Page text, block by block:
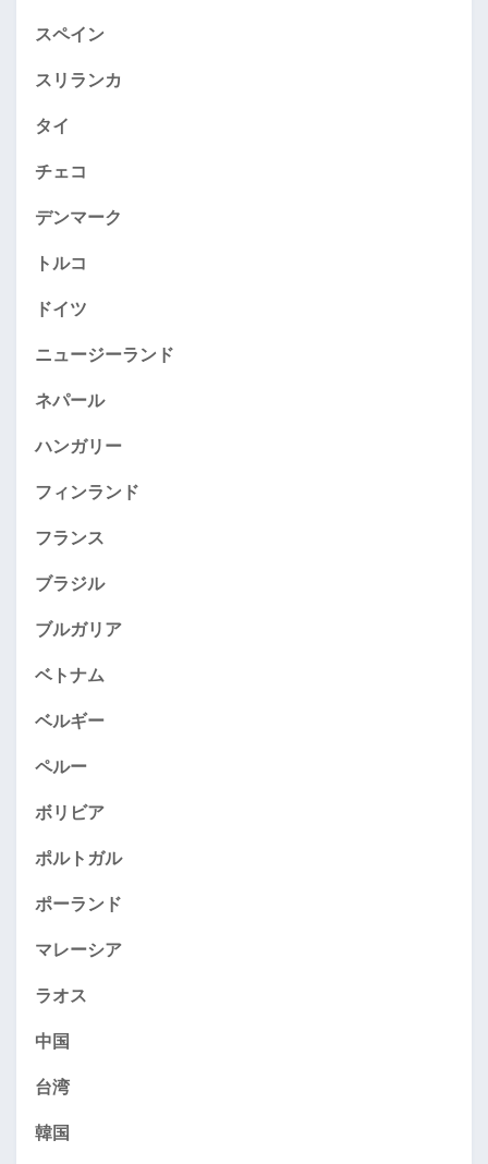
スペイン
スリランカ
タイ
チェコ
デンマーク
トルコ
ドイツ
ニュージーランド
ネパール
ハンガリー
フィンランド
フランス
ブラジル
ブルガリア
ベトナム
ベルギー
ペルー
ボリビア
ポルトガル
ポーランド
マレーシア
ラオス
中国
台湾
韓国